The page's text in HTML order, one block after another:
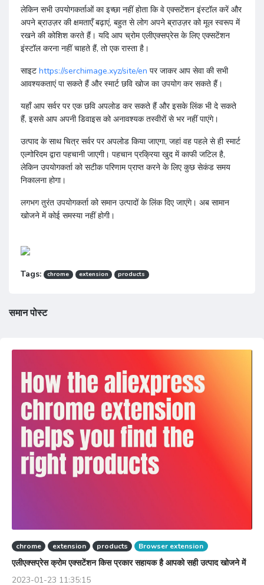
लेकिन सभी उपयोगकर्ताओं का इच्छा नहीं होता कि वे एक्सटेंशन इंस्टॉल करें और
अपने ब्राउज़र की क्षमताएँ बढ़ाएं, बहुत से लोग अपने ब्राउज़र को मूल स्वरूप में
रखने की कोशिश करते हैं। यदि आप च्रोम एलीएक्सप्रेस के लिए एक्सटेंशन
इंस्टॉल करना नहीं चाहते हैं, तो एक रास्ता है।
साइट https://serchimage.xyz/site/en पर जाकर आप सेवा की सभी
आवश्यकताएं पा सकते हैं और स्मार्ट छवि खोज का उपयोग कर सकते हैं।
यहाँ आप सर्वर पर एक छवि अपलोड कर सकते हैं और इसके लिंक भी दे सकते
हैं, इससे आप अपनी डिवाइस को अनावश्यक तस्वीरों से भर नहीं पाएंगे।
उत्पाद के साथ चित्र सर्वर पर अपलोड किया जाएगा, जहां वह पहले से ही स्मार्ट
एल्गोरिदम द्वारा पहचानी जाएगी। पहचान प्रक्रिया खुद में काफी जटिल है,
लेकिन उपयोगकर्ता को सटीक परिणाम प्राप्त करने के लिए कुछ सेकंड समय
निकालना होगा।
लगभग तुरंत उपयोगकर्ता को समान उत्पादों के लिंक दिए जाएंगे। अब सामान
खोजने में कोई समस्या नहीं होगी।
Tags: chrome extension products
समान पोस्ट
chrome extension products Browser extension
एलीएक्सप्रेस क्रोम एक्सटेंशन किस प्रकार सहायक है आपको सही उत्पाद खोजने में
2023-01-23 11:35:15